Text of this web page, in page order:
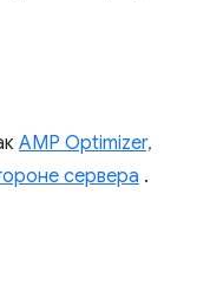
AMP Optimizer,
сервера .